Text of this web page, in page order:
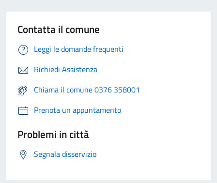
Contatta il comune
Leggi le domande frequenti
Richiedi Assistenza
Chiama il comune 0376 358001
Prenota un appuntamento
Problemi in città
Segnala disservizio